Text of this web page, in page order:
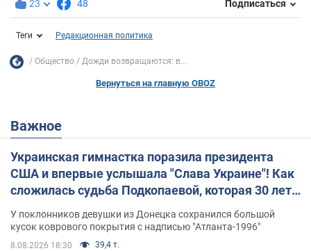
23 48 Подписаться
Теги Редакционная политика
Общество Дожди возвращаются: в...
Вернуться на главную OBOZ
Важное
Украинская гимнастка поразила президента
США и впервые услышала "Слава Украине"! Как
сложилась судьба Подкопаевой, которая 30 лет
У поклонников девушки из Донецка сохранился большой
кусок коврового покрытия с надписью "Атланта-1996"
8.08.2026 18:30 39,4 т.